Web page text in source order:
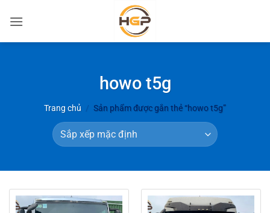
qua
howo t5g
Trang chủ / Sản phẩm được gắn thẻ “howo t5g”